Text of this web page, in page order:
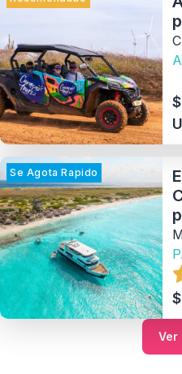
Se Agota Rapido
Ver